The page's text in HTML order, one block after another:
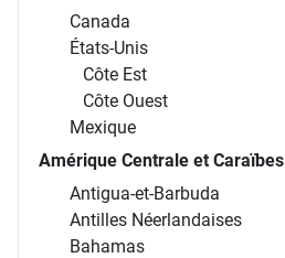
Canada
États-Unis
Côte Est
Côte Ouest
Mexique
Amérique Centrale et Caraïbes
Antigua-et-Barbuda
Antilles Néerlandaises
Bahamas